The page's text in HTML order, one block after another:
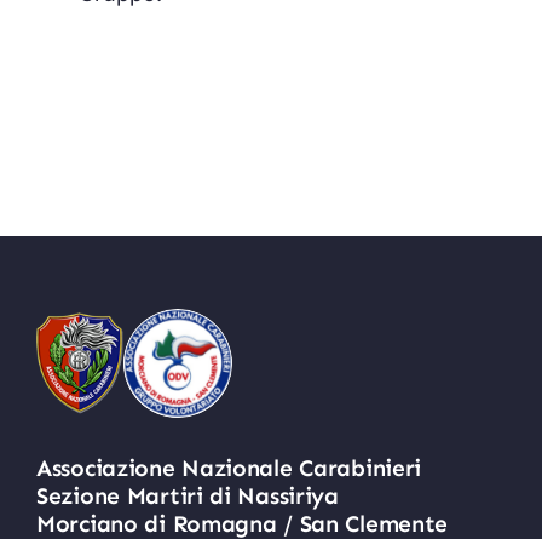
Associazione Nazionale Carabinieri
Sezione Martiri di Nassiriya
Morciano di Romagna / San Clemente